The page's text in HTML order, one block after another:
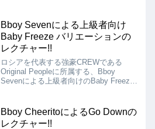
きとスレッドを織り交ぜたフローを教え
てくれています!!
Bboy Sevenによる上級者向け
Baby Freeze バリエーションの
レクチャー!!
ロシアを代表する強豪CREWである
Original Peopleに所属する、Bboy
Sevenによる上級者向けのBaby Freeze
ーブをしているBboyはぜひチャレンジ
してみてください!!
Bboy CheeritoによるGo Downの
レクチャー!!